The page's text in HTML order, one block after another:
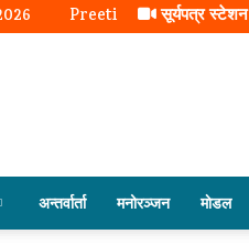
Preeti सूर्यपत्र स्टेशन
अन्तर्वार्ता मनोरञ्जन माेडल